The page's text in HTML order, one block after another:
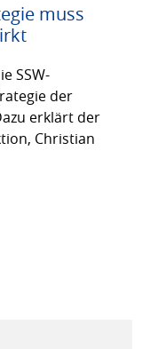
muss
SSW-
der
erklärt der
Christian